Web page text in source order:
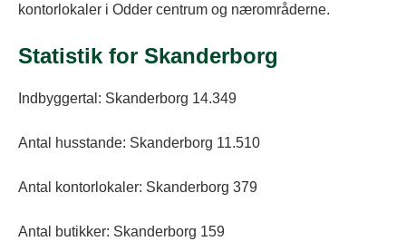
kontorlokaler i Odder centrum og nærområderne.
Statistik for Skanderborg
Indbyggertal: Skanderborg 14.349
Antal husstande: Skanderborg 11.510
Antal kontorlokaler: Skanderborg 379
Antal butikker: Skanderborg 159